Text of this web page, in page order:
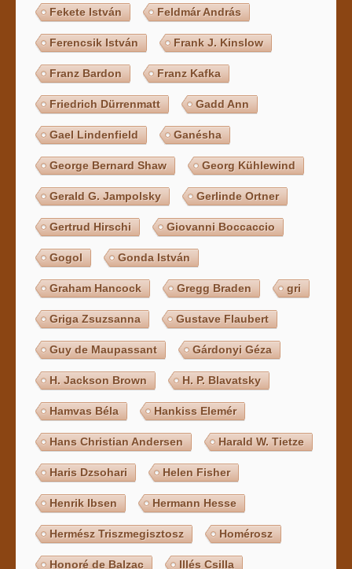
Fekete István Feldmár András
Ferencsik István Frank J. Kinslow
Franz Bardon Franz Kafka
Friedrich Dürrenmatt Gadd Ann
Gael Lindenfield Ganésha
George Bernard Shaw Georg Kühlewind
Gerald G. Jampolsky Gerlinde Ortner
Gertrud Hirschi Giovanni Boccaccio
Gogol Gonda István
Graham Hancock Gregg Braden gri
Griga Zsuzsanna Gustave Flaubert
Guy de Maupassant Gárdonyi Géza
H. Jackson Brown H. P. Blavatsky
Hamvas Béla Hankiss Elemér
Hans Christian Andersen Harald W. Tietze
Haris Dzsohari Helen Fisher
Henrik Ibsen Hermann Hesse
Hermész Triszmegisztosz Homérosz
Honoré de Balzac Illés Csilla